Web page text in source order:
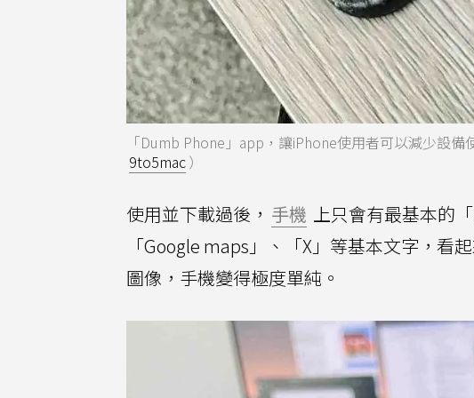
「Dumb Phone」app，讓iPhone使用者可以減少設
9to5mac）
使用並下載過後， 手機 上只會有最基本的
「Google maps」、「X」等基本文字，
圖像，手機變得極度單純。